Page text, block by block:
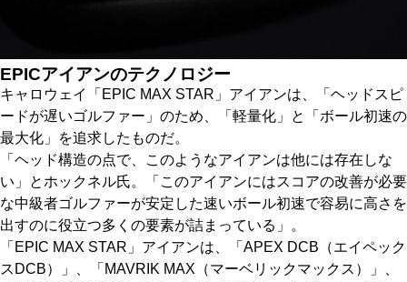
EPICアイアンのテクノロジー
キャロウェイ「EPIC MAX STAR」アイアンは、「ヘッドスピ
ードが遅いゴルファー」のため、「軽量化」と「ボール初速の
最大化」を追求したものだ。
「ヘッド構造の点で、このようなアイアンは他には存在しな
い」とホックネル氏。「このアイアンにはスコアの改善が必要
な中級者ゴルファーが安定した速いボール初速で容易に高さを
出すのに役立つ多くの要素が詰まっている」。
「EPIC MAX STAR」アイアンは、「APEX DCB（エイペック
スDCB）」、「MAVRIK MAX（マーベリックマックス）」、